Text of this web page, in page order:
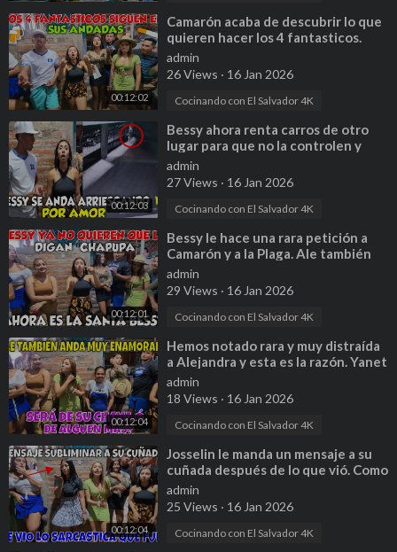
00:12:02
⁣Camarón acaba de descubrir lo que
quieren hacer los 4 fantasticos.
Bessy ya esta comprometida. P 9
admin
26 Views · 16 Jan 2026
Cocinando con El Salvador 4K
00:12:03
⁣Bessy ahora renta carros de otro
lugar para que no la controlen y
miren a que horas llega. P 10
admin
27 Views · 16 Jan 2026
Cocinando con El Salvador 4K
00:12:01
⁣Bessy le hace una rara petición a
Camarón y a la Plaga. Ale también
esta super enamorada. Parte 12
admin
29 Views · 16 Jan 2026
Cocinando con El Salvador 4K
00:12:04
⁣Hemos notado rara y muy distraída
a Alejandra y esta es la razón. Yanet
la delato. Parte 13
admin
18 Views · 16 Jan 2026
Cocinando con El Salvador 4K
00:12:04
⁣Josselin le manda un mensaje a su
cuñada después de lo que vió. Como
terminará esta relación. P 19
admin
25 Views · 16 Jan 2026
Cocinando con El Salvador 4K